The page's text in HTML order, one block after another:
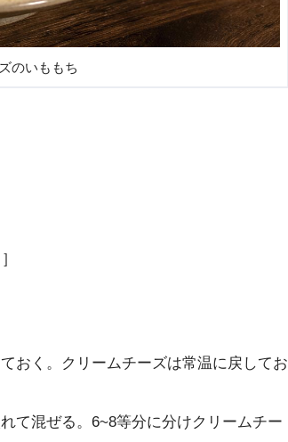
のいももち
おく。クリームチーズは常温に戻してお
て混ぜる。6~8等分に分けクリームチー